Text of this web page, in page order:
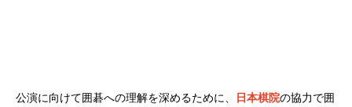
公演に向けて囲碁への理解を深めるために、 日本棋院の協力で囲